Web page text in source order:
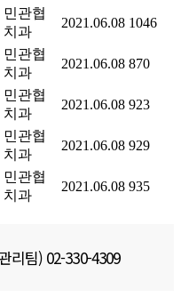
민관협
치과
2021.06.08 1046
민관협
치과
2021.06.08 870
민관협
치과
2021.06.08 923
민관협
치과
2021.06.08 929
민관협
치과
2021.06.08 935
리팀) 02-330-4309